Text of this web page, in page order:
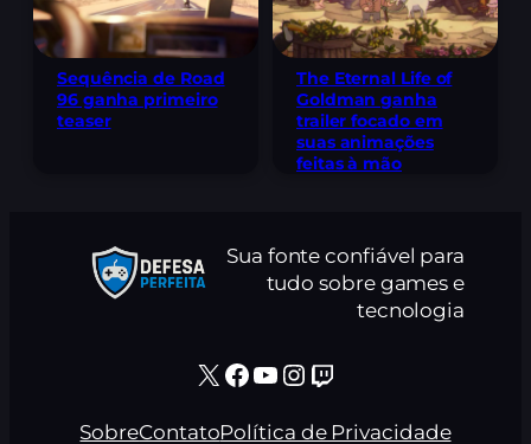
Sequência de Road
96 ganha primeiro
teaser
The Eternal Life of
Goldman ganha
trailer focado em
suas animações
feitas à mão
Sua fonte confiável para
tudo sobre games e
tecnologia
X Facebook Youtube Instagram Twitch
SobreContatoPolítica de Privacidade